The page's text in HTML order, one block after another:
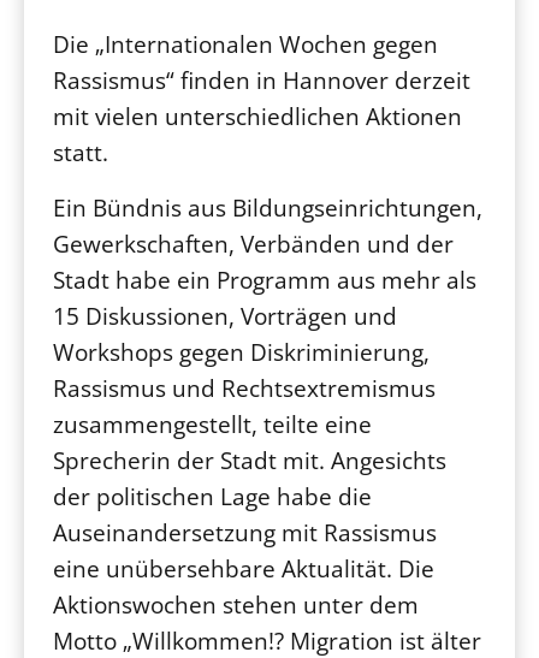
Die „Internationalen Wochen gegen
Rassismus“ finden in Hannover derzeit
mit vielen unterschiedlichen Aktionen
statt.
Ein Bündnis aus Bildungseinrichtungen,
Gewerkschaften, Verbänden und der
Stadt habe ein Programm aus mehr als
15 Diskussionen, Vorträgen und
Workshops gegen Diskriminierung,
Rassismus und Rechtsextremismus
zusammengestellt, teilte eine
Sprecherin der Stadt mit. Angesichts
der politischen Lage habe die
Auseinandersetzung mit Rassismus
eine unübersehbare Aktualität. Die
Aktionswochen stehen unter dem
Motto „Willkommen!? Migration ist älter